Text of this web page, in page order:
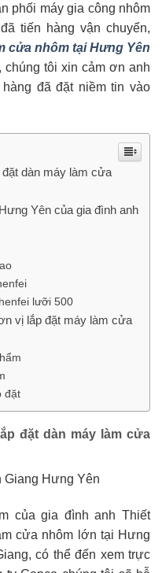
phối máy gia công nhôm
tiến hàng vận chuyển,
cửa nhôm tại Hưng Yên
chúng tôi xin cảm ơn anh
đã đặt niềm tin vào
dàn máy làm cửa
Yên của gia đình anh
lưỡi 500
vị lắp đặt máy làm cửa
đặt
đặt dàn máy làm cửa
Giang Hưng Yên
của gia đình anh Thiết
cửa nhôm lớn tại Hưng
có thể đến xem trực